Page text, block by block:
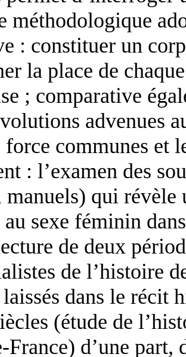
méthodologique
: constituer un
la place de
; comparative
advenues
communes et
: l’examen des
manuels) qui
au sexe féminin
de deux
de l’histoire
dans le récit
(étude de
d’une part,